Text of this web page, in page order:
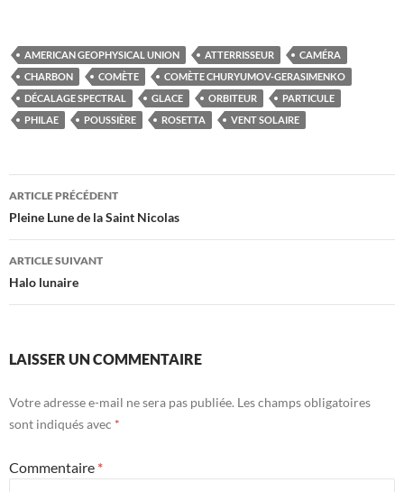
AMERICAN GEOPHYSICAL UNION ATTERRISSEUR
CAMÉRA
CHARBON
COMÈTE
COMÈTE CHURYUMOV-GERASIMENKO
DÉCALAGE SPECTRAL
GLACE ORBITEUR
PARTICULE
PHILAE
POUSSIÈRE ROSETTA VENT SOLAIRE
Navigation
des
articles
ARTICLE PRÉCÉDENT
Pleine Lune de la Saint Nicolas
ARTICLE SUIVANT
Halo lunaire
LAISSER UN COMMENTAIRE
Votre adresse e-mail ne sera pas publiée. Les champs obligatoires
sont indiqués avec *
Commentaire *